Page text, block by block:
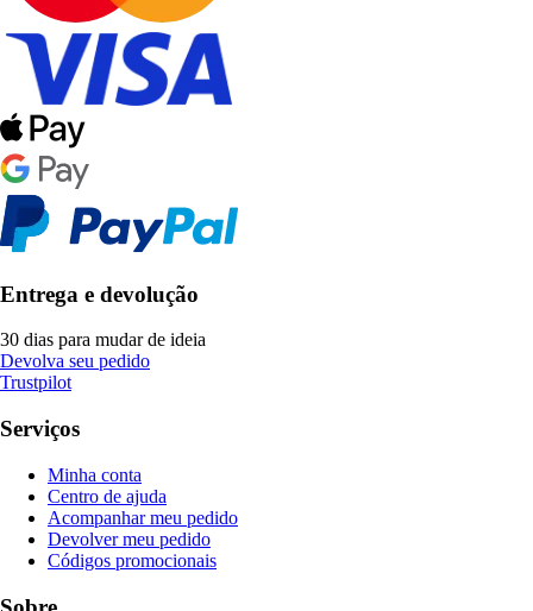
Entrega e devolução
30 dias para mudar de ideia
Devolva seu pedido
Trustpilot
Serviços
Minha conta
Centro de ajuda
Acompanhar meu pedido
Devolver meu pedido
Códigos promocionais